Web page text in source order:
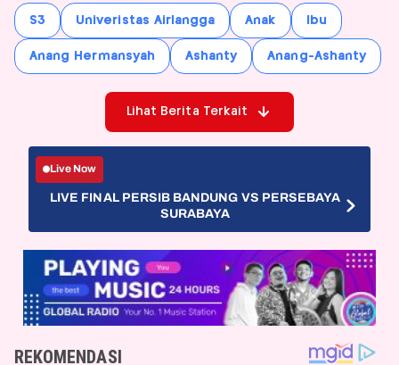
S3 Univeristas Airlangga Anak Ibu
Anang Hermansyah Ashanty Anang-Ashanty
Lihat Berita Terkait
Live Now
LIVE FINAL PERSIB BANDUNG VS PERSEBAYA
SURABAYA